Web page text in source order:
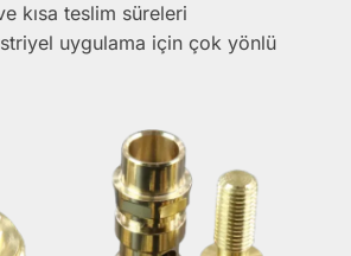
kısa teslim süreleri
uygulama için çok yönlü